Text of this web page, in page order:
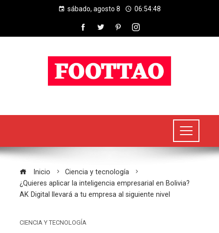
sábado, agosto 8 06:54:49
Inicio
Ciencia y tecnología
¿Quieres aplicar la inteligencia empresarial en Bolivia?
AK Digital llevará a tu empresa al siguiente nivel
CIENCIA Y TECNOLOGÍA